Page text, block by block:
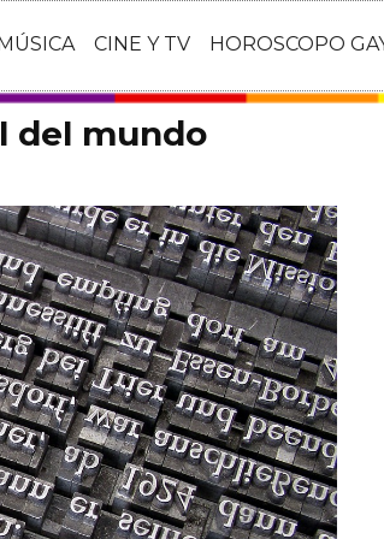
MÚSICA CINE Y TV HOROSCOPO
del mundo